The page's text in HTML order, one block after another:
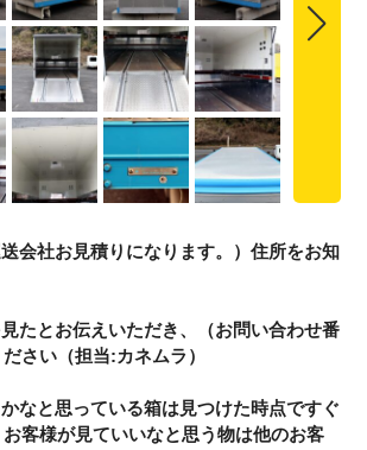
会社お見積りになります。）住所をお知
たとお伝えいただき、（お問い合わせ番
さい（担当:カネムラ）
なと思っている箱は見つけた時点ですぐ
客様が見ていいなと思う物は他のお客